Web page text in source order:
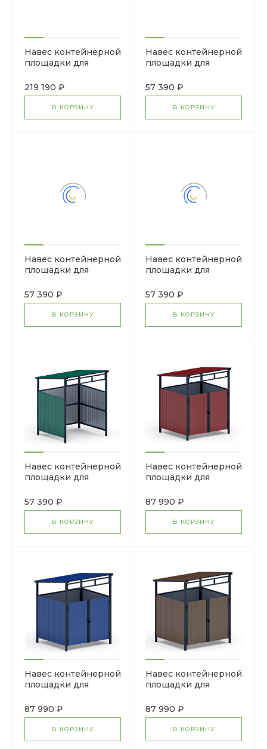
Навес контейнерной
площадки для
МФ 55.02.02.3-01
219 190 ₽
В КОРЗИНУ
Навес контейнерной
площадки для
МФ 55.02.03.1-04
57 390 ₽
В КОРЗИНУ
Навес контейнерной
площадки для
МФ 55.02.03.1-03
57 390 ₽
В КОРЗИНУ
Навес контейнерной
площадки для
МФ 55.02.03.1-02
57 390 ₽
В КОРЗИНУ
Навес контейнерной
площадки для
МФ 55.02.03.1-01
57 390 ₽
В КОРЗИНУ
Навес контейнерной
площадки для
МФ 55.02.02.1-04
87 990 ₽
В КОРЗИНУ
Навес контейнерной
площадки для
МФ 55.02.02.1-03
87 990 ₽
В КОРЗИНУ
Навес контейнерной
площадки для
МФ 55.02.02.1-02
87 990 ₽
В КОРЗИНУ